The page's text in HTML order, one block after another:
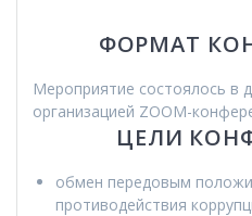
ФОРМАТ
Мероприятие состоялось в
организацией ZOOM-
ЦЕЛИ
обмен передовым
противодействия